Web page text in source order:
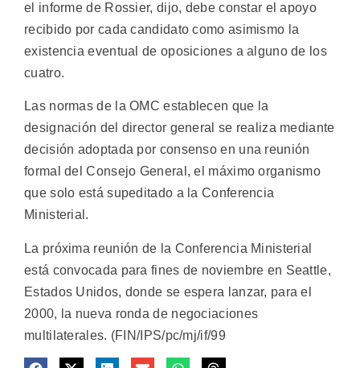
el informe de Rossier, dijo, debe constar el apoyo
recibido por cada candidato como asimismo la
existencia eventual de oposiciones a alguno de los
cuatro.
Las normas de la OMC establecen que la
designación del director general se realiza mediante
decisión adoptada por consenso en una reunión
formal del Consejo General, el máximo organismo
que solo está supeditado a la Conferencia
Ministerial.
La próxima reunión de la Conferencia Ministerial
está convocada para fines de noviembre en Seattle,
Estados Unidos, donde se espera lanzar, para el
2000, la nueva ronda de negociaciones
multilaterales. (FIN/IPS/pc/mj/if/99